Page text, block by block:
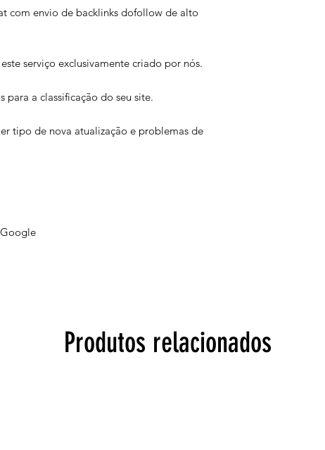
com envio de backlinks dofollow de alto
serviço exclusivamente criado por nós.
para a classificação do seu site.
tipo de nova atualização e problemas de
Produtos relacionados